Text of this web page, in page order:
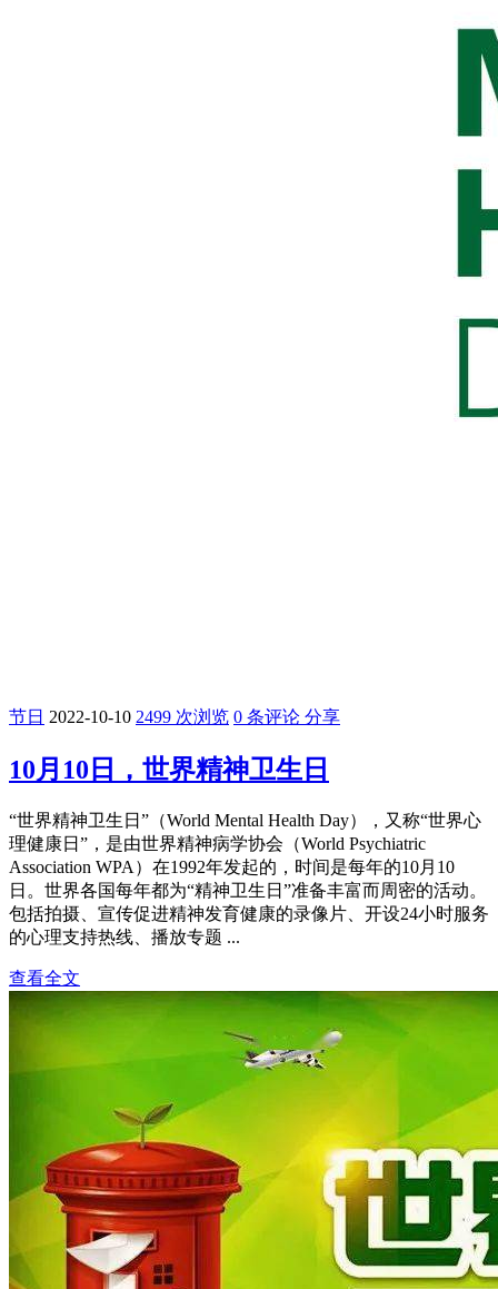
节日 2022-10-10 2499 次浏览 0 条评论 分享
10月10日，世界精神卫生日
“世界精神卫生日”（World Mental Health Day），又称“世界心
理健康日”，是由世界精神病学协会（World Psychiatric
Association WPA）在1992年发起的，时间是每年的10月10
日。世界各国每年都为“精神卫生日”准备丰富而周密的活动。
包括拍摄、宣传促进精神发育健康的录像片、开设24小时服务
的心理支持热线、播放专题 ...
查看全文